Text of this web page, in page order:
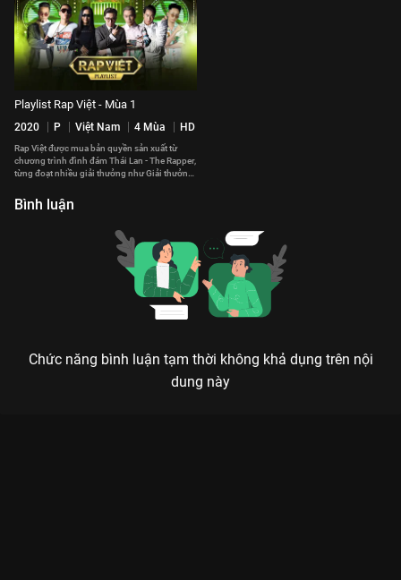
Playlist Rap Việt - Mùa 1
2020 P Việt Nam 4 Mùa HD
Rap Việt được mua bản quyền sản xuất từ
chương trình đình đám Thái Lan - The Rapper,
từng đoạt nhiều giải thưởng như Giải thưởng
Bình luận
Chức năng bình luận tạm thời không khả dụng trên nội
dung này